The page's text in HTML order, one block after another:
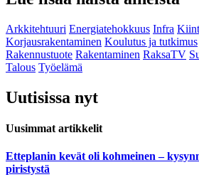
Arkkitehtuuri Energiatehokkuus Infra
Korjausrakentaminen Koulutus ja tutkimus
Rakennustuote Rakentaminen RaksaTV
Talous Työelämä
Uutisissa nyt
Uusimmat artikkelit
Etteplanin kevät oli kohmeinen –
piristystä